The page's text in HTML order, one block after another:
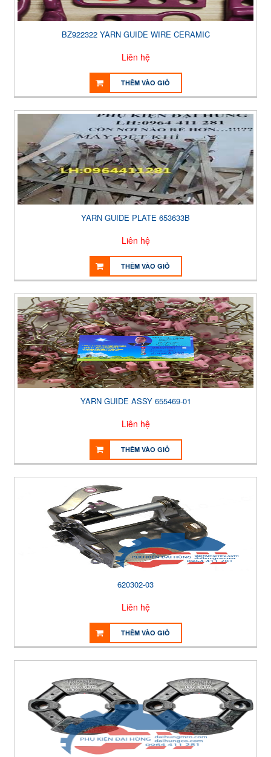
BZ922322 YARN GUIDE WIRE CERAMIC
Liên hệ
THÊM VÀO GIỎ
YARN GUIDE PLATE 653633B
Liên hệ
THÊM VÀO GIỎ
YARN GUIDE ASSY 655469-01
Liên hệ
THÊM VÀO GIỎ
620302-03
Liên hệ
THÊM VÀO GIỎ